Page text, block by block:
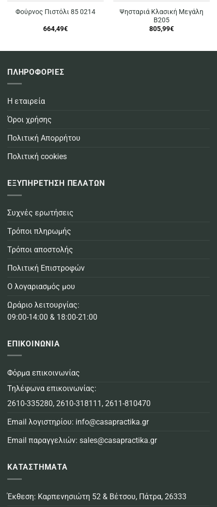
Φούρνος Πιστόλι 85 0214
664,49€
Ψησταριά Κλασική Μεγάλη
Β205
805,99€
ΠΛΗΡΟΦΟΡΙΕΣ
Η εταιρεία
Όροι χρήσης
Πολιτική Απορρήτου
Πολιτική cookies
ΕΞΥΠΗΡΕΤΗΣΗ ΠΕΛΑΤΩΝ
Συχνές ερωτήσεις
Τρόποι πληρωμής
Τρόποι αποστολής
Πολιτική Επιστροφών
Ο λογαριασμός μου
Ωράριο λειτουργίας:
09:00-14:00 & 18:00-21:00
ΕΠΙΚΟΙΝΩΝΙΑ
Φόρμα επικοινωνίας
Τηλέφωνα επικοινωνίας:
2610-335280, 2610-318111 , 2611-810470
Email λογιστηρίου: info@casapractika.gr
Email παραγγελιών: sales@casapractika.gr
ΚΑΤΑΣΤΗΜΑΤΑ
Έκθεση: Καρπενησιώτη 52 & Βέτσου, Πάτρα, 26333